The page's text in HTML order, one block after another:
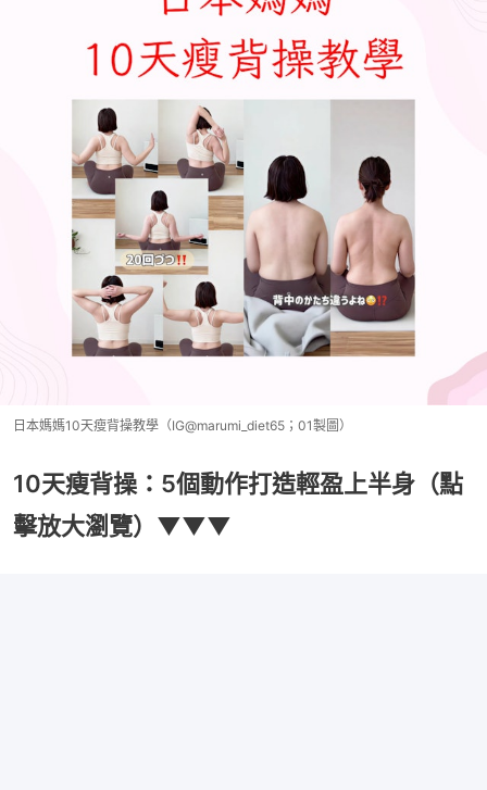
日本媽媽10天瘦背操教學（IG@marumi_diet65；01製圖）
10天瘦背操：5個動作打造輕盈上半身（點
擊放大瀏覽）▼▼▼